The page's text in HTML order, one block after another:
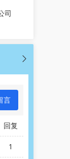
司
言
回复
1